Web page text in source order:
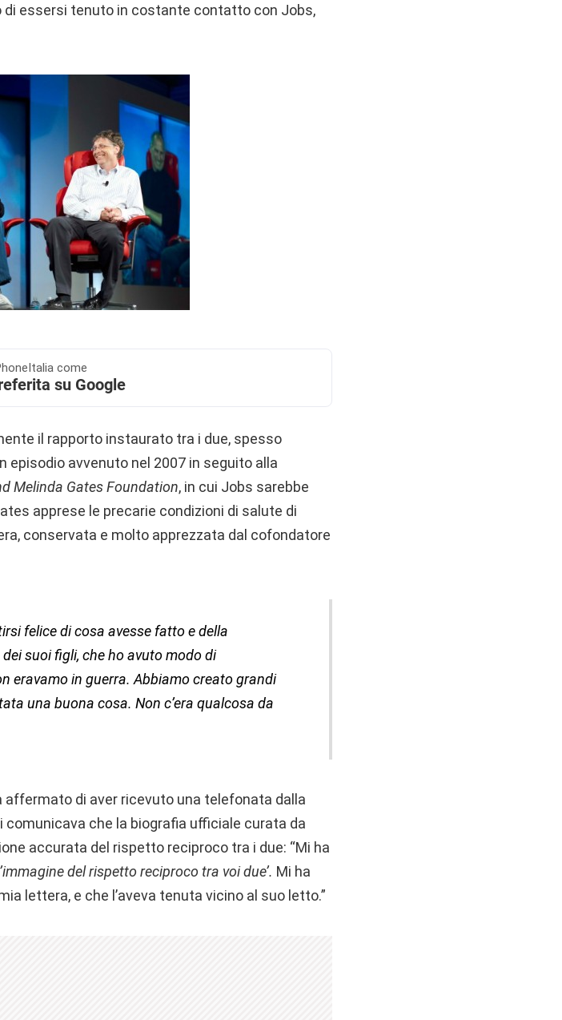
essersi tenuto in costante contatto con Jobs,
come
su Google
il rapporto instaurato tra i due, spesso
avvenuto nel 2007 in seguito alla
Melinda Gates Foundation, in cui Jobs sarebbe
apprese le precarie condizioni di salute di
conservata e molto apprezzata dal cofondatore
felice di cosa avesse fatto e della
suoi figli, che ho avuto modo di
eravamo in guerra. Abbiamo creato grandi
una buona cosa. Non c’era qualcosa da
affermato di aver ricevuto una telefonata dalla
comunicava che la biografia ufficiale curata da
accurata del rispetto reciproco tra i due: “Mi ha
del rispetto reciproco tra voi due’. Mi ha
lettera, e che l’aveva tenuta vicino al suo letto.”